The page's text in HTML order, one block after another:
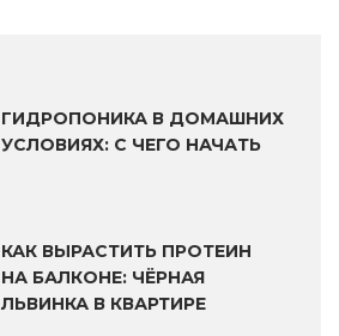
ГИДРОПОНИКА В ДОМАШНИХ
УСЛОВИЯХ: С ЧЕГО НАЧАТЬ
КАК ВЫРАСТИТЬ ПРОТЕИН
НА БАЛКОНЕ: ЧЁРНАЯ
ЛЬВИНКА В КВАРТИРЕ